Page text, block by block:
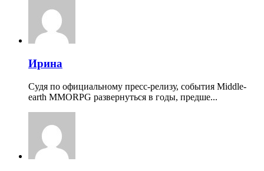
Ирина
Судя по официальному пресс-релизу, события Middle-
earth MMORPG развернуться в годы, предше...